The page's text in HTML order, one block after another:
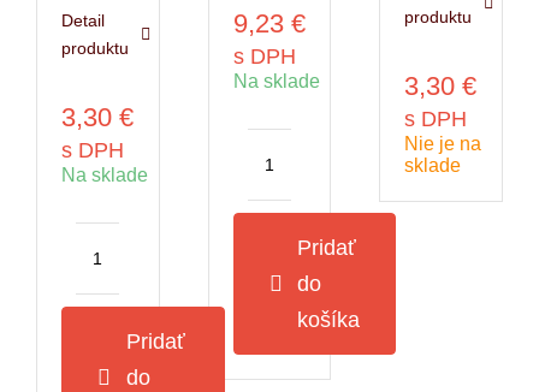
Detail
produktu
3,30 €
s DPH
Na sklade
množstvo
Ovocný
Fantastic
Tea
Pridať
do
9,23 €
s DPH
Na sklade
množstvo
Čajová
ovocných
čajov,
Biogena
Pridať
do
košíka
produktu
3,30€
s DPH
Nie je na
sklade